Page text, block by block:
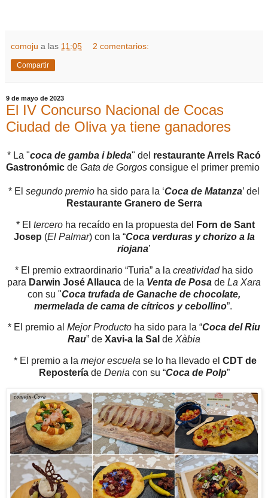
comoju a las 11:05 2 comentarios:
Compartir
9 de mayo de 2023
El IV Concurso Nacional de Cocas
Ciudad de Oliva ya tiene ganadores
* La "coca de gamba i bleda" del restaurante Arrels Racó
Gastronómic de Gata de Gorgos consigue el primer premio
* El segundo premio ha sido para la ‘Coca de Matanza’ del
Restaurante Granero de Serra
* El tercero ha recaído en la propuesta del
Forn de Sant
Josep (El Palmar) con la “Coca verduras y chorizo a la
riojana’
* El premio extraordinario “Turia” a la creatividad ha sido
para Darwin José Allauca de la Venta de Posa de La Xara
con su "Coca trufada de Ganache de chocolate,
mermelada de cama de cítricos y cebollino”.
* El premio al Mejor Producto ha sido para la “Coca del Riu
Rau” de Xavi-a la Sal de Xàbia
* El premio a la mejor escuela se lo ha llevado el CDT de
Reposteríade Denia con su “Coca de Polp”